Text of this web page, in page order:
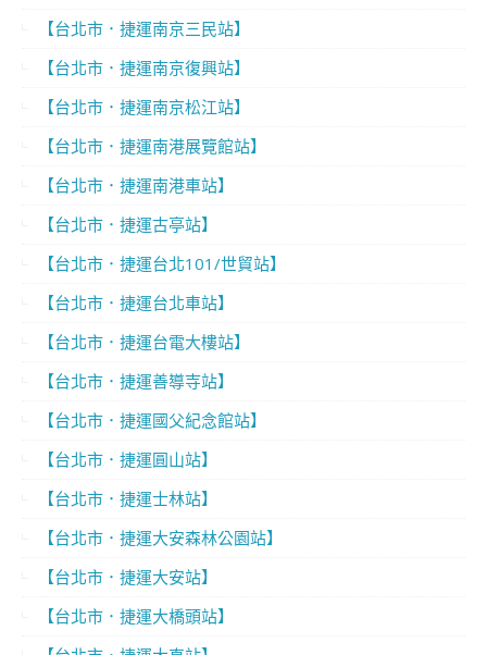
【台北市．捷運南京三民站】
【台北市．捷運南京復興站】
【台北市．捷運南京松江站】
【台北市．捷運南港展覽館站】
【台北市．捷運南港車站】
【台北市．捷運古亭站】
【台北市．捷運台北101/世貿站】
【台北市．捷運台北車站】
【台北市．捷運台電大樓站】
【台北市．捷運善導寺站】
【台北市．捷運國父紀念館站】
【台北市．捷運圓山站】
【台北市．捷運士林站】
【台北市．捷運大安森林公園站】
【台北市．捷運大安站】
【台北市．捷運大橋頭站】